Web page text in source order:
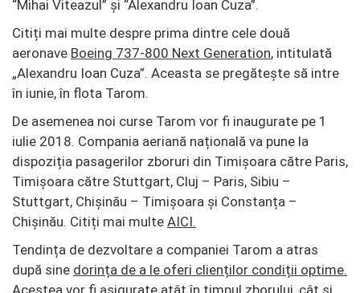
“Mihai Viteazul” și “Alexandru Ioan Cuza”.
Citiți mai multe despre prima dintre cele două
aeronave Boeing 737-800 Next Generation, intitulată
„Alexandru Ioan Cuza”. Aceasta se pregătește să intre
în iunie, în flota Tarom.
De asemenea noi curse Tarom vor fi inaugurate pe 1
iulie 2018. Compania aeriană națională va pune la
dispoziția pasagerilor zboruri din Timișoara către Paris,
Timișoara către Stuttgart, Cluj – Paris, Sibiu –
Stuttgart, Chișinău – Timișoara și Constanța –
Chișinău. Citiți mai multe AICI.
Tendința de dezvoltare a companiei Tarom a atras
după sine dorința de a le oferi clienților condiții optime.
Acestea vor fi asigurate atât în timpul zborului, cât și